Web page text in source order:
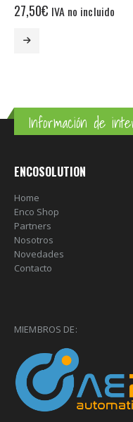
27,50€ IVA no incluido
Información de
ENCOSOLUTION
Home
Enco Shop
Partners
Nosotros
Novedades
Contacto
MIEMBROS DE: